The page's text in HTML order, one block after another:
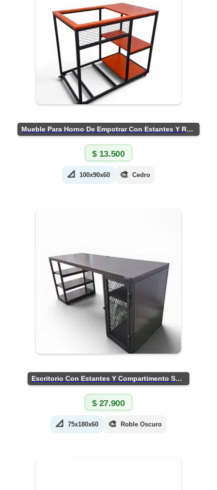
Mueble Para Horno De Empotrar Con Estantes Y Ruedas
$13.500
📐 100x90x60 🎨 Cedro
Escritorio Con Estantes Y Compartimento Seguro
$27.900
📐 75x180x60 🎨 Roble Oscuro